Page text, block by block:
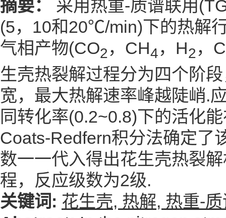
摘要： 采用热重-质谱联用
(5，10和20℃/min)下的热解
气相产物(CO2，CH4，H2，
生壳热裂解过程分为四个阶
宽，最大热解速率峰越陡峭.
同转化率(0.2~0.8)下的活化
Coats-Redfern积分法确定了
数一一代入得出花生壳热裂
程，反应级数为2级.
关键词: 花生壳, 热解, 热重-